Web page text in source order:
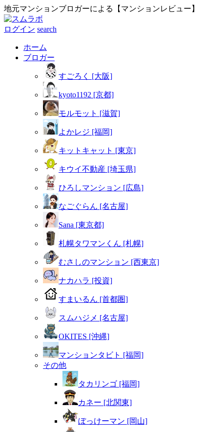
地元マンションブロガーによる【マンションレビュー】
ログイン search
ホーム
ブロガー
すごろく [大阪]
kyoto1192 [京都]
モルモット [滋賀]
よかレジ [福岡]
キットキャット [東京]
キウイ不動産 [埼玉県]
ひろしマンション [広島]
なごぐらん [名古屋]
Sana [東京都]
札幌タワマンくん [札幌]
むさしのマンション [西東京]
ナカハラ [投資]
すまいるん [首都圏]
スムハジメ [名古屋]
OKITES [沖縄]
マンションタビト [福岡]
その他
タカリンゴ [福岡]
カネー [北関東]
ぼっけーマン [岡山]